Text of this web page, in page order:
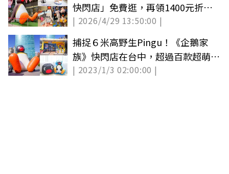
快閃店」免費逛，再領1400元折價
券
| 2026/4/29 13:50:00 |
捕捉６米高野生Pingu！《企鵝家
族》快閃店在台中，超過百款超萌周
邊買到手軟
| 2023/1/3 02:00:00 |